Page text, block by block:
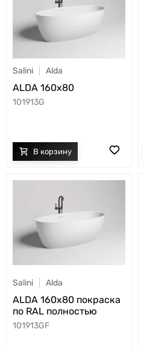
Salini Alda
ALDA 160x80
101913G
Salini Alda
ALDA 160x80 покраска
по RAL полностью
101913GF